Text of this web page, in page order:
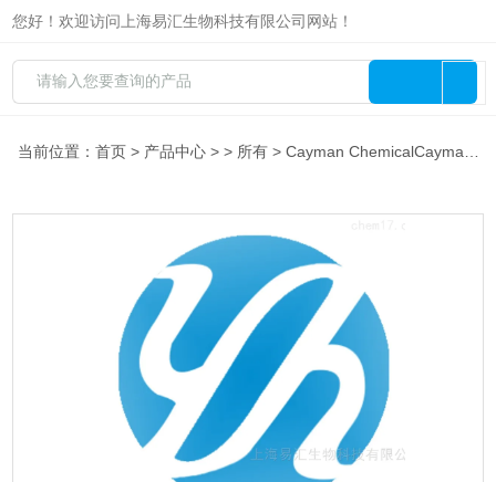
您好！欢迎访问上海易汇生物科技有限公司网站！
当前位置：首页 > 产品中心 > > 所有 > Cayman ChemicalCayman CAC-18489-5NVP-BHG7125 mg